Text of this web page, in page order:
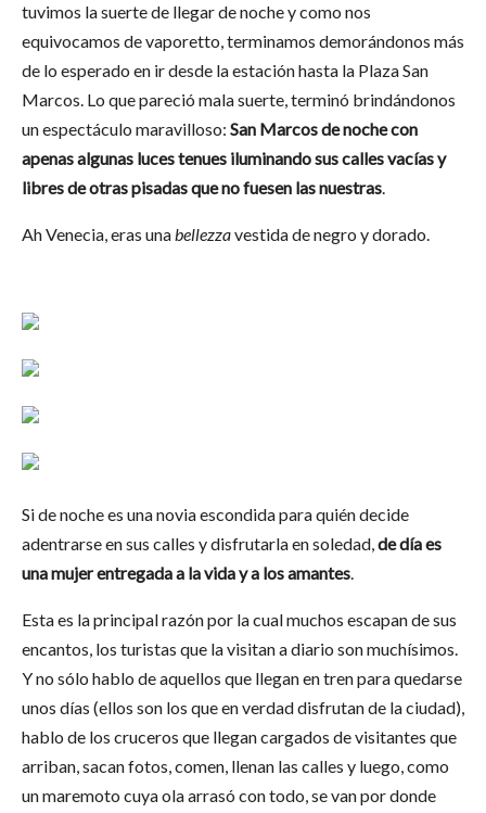
tuvimos la suerte de llegar de noche y como nos
equivocamos de vaporetto, terminamos demorándonos más
de lo esperado en ir desde la estación hasta la Plaza San
Marcos. Lo que pareció mala suerte, terminó brindándonos
un espectáculo maravilloso: San Marcos de noche con
apenas algunas luces tenues iluminando sus callesvacíasy
libres de otras pisadas que no fuesen las nuestras.
Ah Venecia, eras unabellezzavestida de negro y dorado.
Si de noche es una novia escondida para quién decide
adentrarse en sus calles y disfrutarla en soledad,de día es
una mujer entregada a la vida y a los amantes.
Esta es la principal razón por la cual muchos escapan de sus
encantos, los turistas que la visitan a diario son muchísimos.
Y no sólo hablo de aquellos que llegan en tren para quedarse
unos días (ellos son los que en verdad disfrutan de la ciudad),
hablo de los cruceros que llegan cargados de visitantes que
arriban, sacan fotos, comen, llenan las calles y luego, como
un maremoto cuya ola arrasó con todo, se van por donde